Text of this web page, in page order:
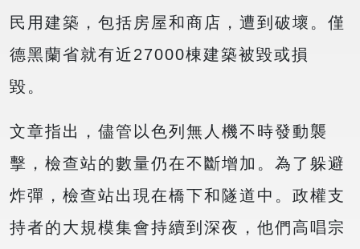
民用建築，包括房屋和商店，遭到破壞。僅
德黑蘭省就有近27000棟建築被毀或損
毀。
文章指出，儘管以色列無人機不時發動襲
擊，檢查站的數量仍在不斷增加。為了躲避
炸彈，檢查站出現在橋下和隧道中。政權支
持者的大規模集會持續到深夜，他們高唱宗